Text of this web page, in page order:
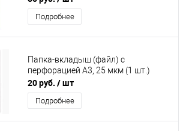
Подробнее
Папка-вкладыш (файл) с
перфорацией А3, 25 мкм (1 шт.)
20 руб. / шт
Подробнее